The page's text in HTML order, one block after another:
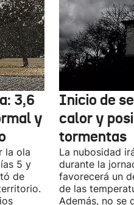
3,6
y
la ola
5 y
de
Inicio de
calor y
tormentas
La nubosidad
durante la
favorecerá un
de las
Además, no se